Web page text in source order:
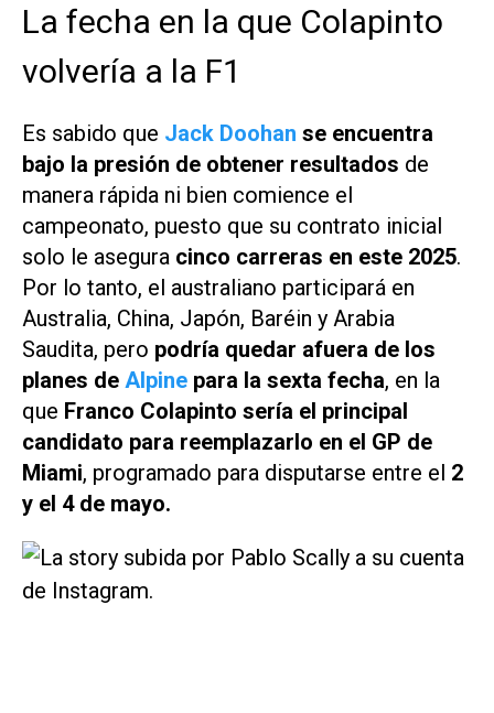
La fecha en la que Colapinto
volvería a la F1
Es sabido que Jack Doohan se encuentra
bajo la presión de obtener resultados de
manera rápida ni bien comience el
campeonato, puesto que su contrato inicial
solo le asegura cinco carreras en este 2025.
Por lo tanto, el australiano participará en
Australia, China, Japón, Baréin y Arabia
Saudita, pero podría quedar afuera de los
planes de Alpine para la sexta fecha, en la
que Franco Colapinto sería el principal
candidato para reemplazarlo en el GP de
Miami, programado para disputarse entre el 2
y el 4 de mayo.